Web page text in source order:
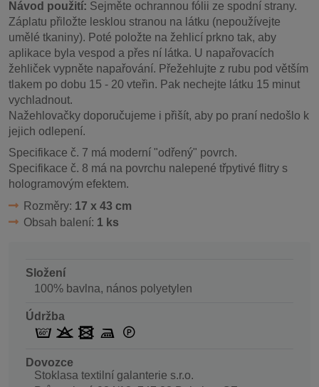
Návod použití: Sejměte ochrannou fólii ze spodní strany.
Záplatu přiložte lesklou stranou na látku (nepoužívejte
umělé tkaniny). Poté položte na žehlicí prkno tak, aby
aplikace byla vespod a přes ní látka. U napařovacích
žehliček vypněte napařování. Přežehlujte z rubu pod větším
tlakem po dobu 15 - 20 vteřin. Pak nechejte látku 15 minut
vychladnout.
Nažehlovačky doporučujeme i přišít, aby po praní nedošlo k
jejich odlepení.
Specifikace č. 7 má moderní "odřený" povrch.
Specifikace č. 8 má na povrchu nalepené třpytivé flitry s
hologramovým efektem.
Rozměry: 17 x 43 cm
Obsah balení: 1 ks
Složení
100% bavlna, nános polyetylen
Údržba
Dovozce
Stoklasa textilní galanterie s.r.o.